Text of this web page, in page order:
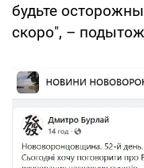
будьте
скоро", –